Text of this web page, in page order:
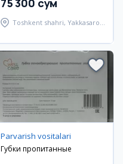
75 300 сум
Toshkent shahri, Yakkasaroy
Parvarish vositalari
Губки пропитанные